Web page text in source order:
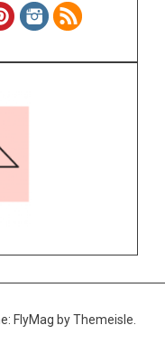
FlyMag by Themeisle.